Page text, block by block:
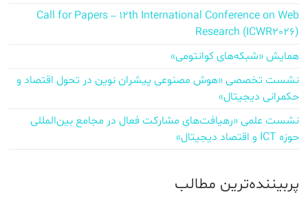
Call for Papers – 12th International Conference on Web
Research (ICWR2026)
همایش «شبکه‌های کوانتومی»
نشست تخصصی «هوش مصنوعی پیشران نوین در تحول اقتصاد و
حکمرانی دیجیتال»
نشست علمی «رهیافت‌های مشارکت فعال در مجامع بین‌المللی
حوزه ICT و اقتصاد دیجیتال»
پربیننده‌ترین مطالب